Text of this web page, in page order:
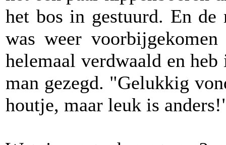
het bos in gestuurd. En de
was weer
helemaal verdwaald en
man gezegd. "Gelukkig
houtje, maar leuk is